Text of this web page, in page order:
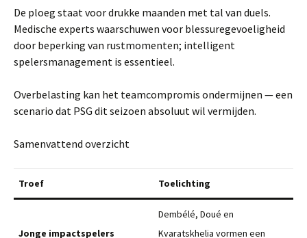
De ploeg staat voor drukke maanden met tal van duels.
Medische experts waarschuwen voor blessuregevoeligheid
door beperking van rustmomenten; intelligent
spelersmanagement is essentieel.
Overbelasting kan het teamcompromis ondermijnen — een
scenario dat PSG dit seizoen absoluut wil vermijden.
Samenvattend overzicht
Troef Toelichting
Jonge impactspelers
Dembélé, Doué en
Kvaratskhelia vormen een